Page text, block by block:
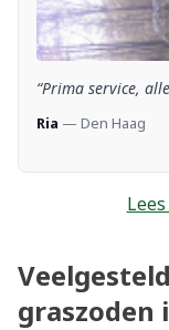
“Prima service,
Ria — Den Haag
graszoden